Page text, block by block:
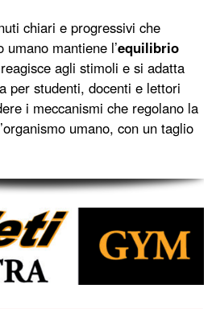
chiari e progressivi che
mantiene l’equilibrio
agli stimoli e si adatta
per studenti, docenti e lettori
i meccanismi che regolano la
umano, con un taglio